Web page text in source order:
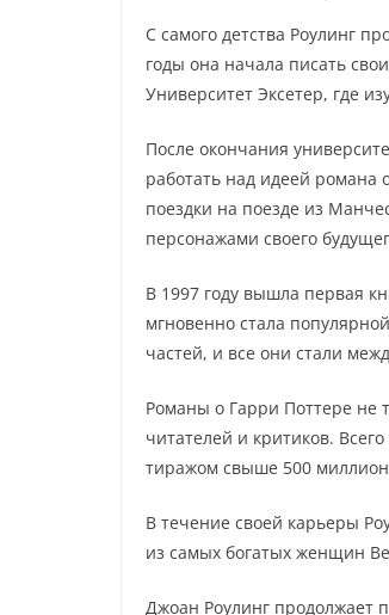
С самого детства Роулинг
годы она начала писать
Университет Эксетер, где
После окончания
работать над идеей
поездки на поезде из
персонажами своего
В 1997 году вышла первая
мгновенно стала
частей, и все они стали
Романы о Гарри Поттере не
читателей и критиков.
тиражом свыше 500
В течение своей карьеры
из самых богатых женщин
Джоан Роулинг продолжает